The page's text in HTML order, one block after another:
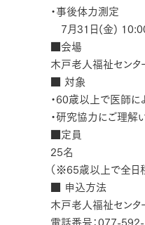
・事後体力測定
7月31日(金)
■会場
木戸老人福祉セン
■ 対象
・60歳以上で医師に
・研究協力にご理解
■定員
25名
（※65歳以上で全日
■ 申込方法
木戸老人福祉センタ
電話番号：077-